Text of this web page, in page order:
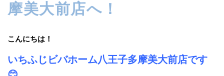
摩美大前店へ！
こんにちは！
いちふじビバホーム八王子多摩美大前店です